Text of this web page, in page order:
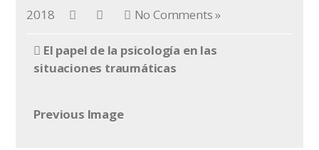
2018
No Comments »
El papel de la psicología en las
situaciones traumáticas
Previous Image